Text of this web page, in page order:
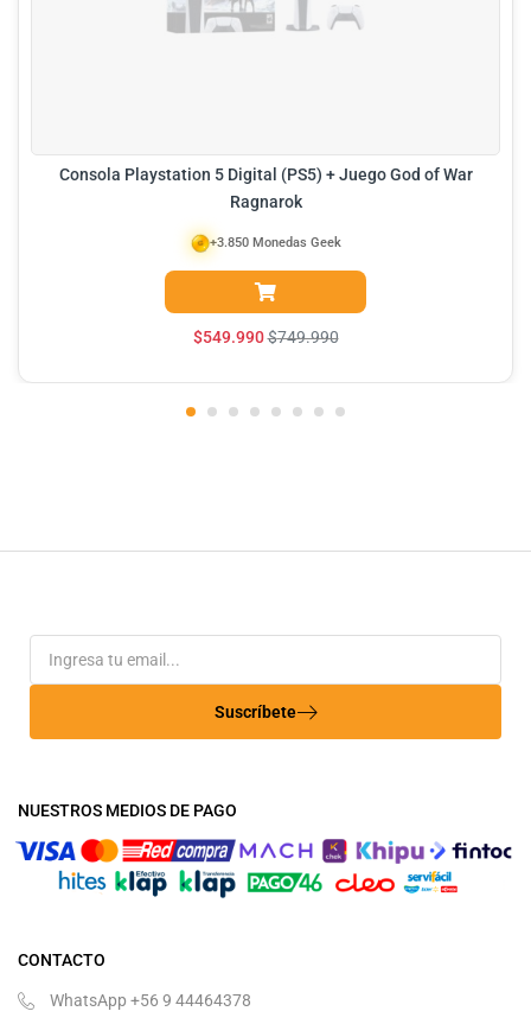
Consola Playstation 5 Digital (PS5) + Juego God of War
Ragnarok
$549.990$749.990
+3.850 Monedas Geek
Suscríbete
NUESTROS MEDIOS DE PAGO
CONTACTO
WhatsApp +56 9 44464378